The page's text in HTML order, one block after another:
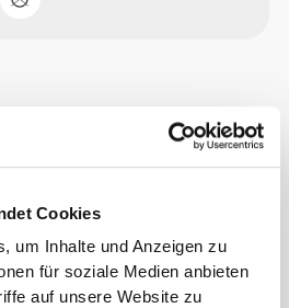
Cookies
um Inhalte und Anzeigen zu
für soziale Medien anbieten
auf unsere Website zu